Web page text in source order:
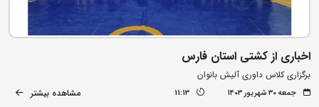
اخباری از کشتی استان فارس
برگزاری کلاس داوری آلیش بانوان
جمعه ۳۰ شهریور ۱۴۰۳ 11:13 مشاهده بیشتر